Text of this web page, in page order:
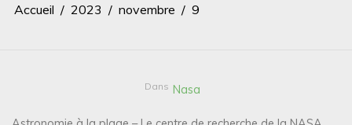
Accueil 2023 novembre 9
Dans Nasa